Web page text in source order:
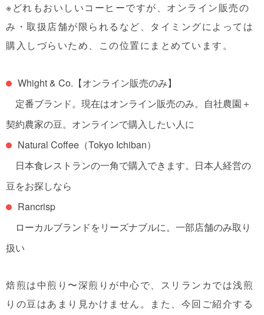
※どれもおいしいコーヒーですが、オンライン販売の
み・取扱店舗が限られるなど、タイミングによっては
購入しづらいため、この位置にまとめています。
Whight & Co. 【オンライン販売のみ】
定番ブランド。 現在はオンライン販売のみ。自社農園＋
契約農家の豆。 オンラインで購入したい人に
Natural Coffee （Tokyo Ichiban）
日本食レストランの一角で購入できます。 日本人経営の
豆をお探しなら
Rancrisp
ローカルブランドをリーズナブルに。 一部店舗のみ取り
扱い
焙煎は中煎り〜深煎りが中心で、スリランカでは浅煎
りの豆はあまり見かけません。また、今回ご紹介する